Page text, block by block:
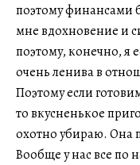
поэтому финансами
мне вдохновение и
поэтому, конечно, я
очень ленива в
Поэтому если
то вкусненькое
охотно убираю. Она
Вообще у нас все по